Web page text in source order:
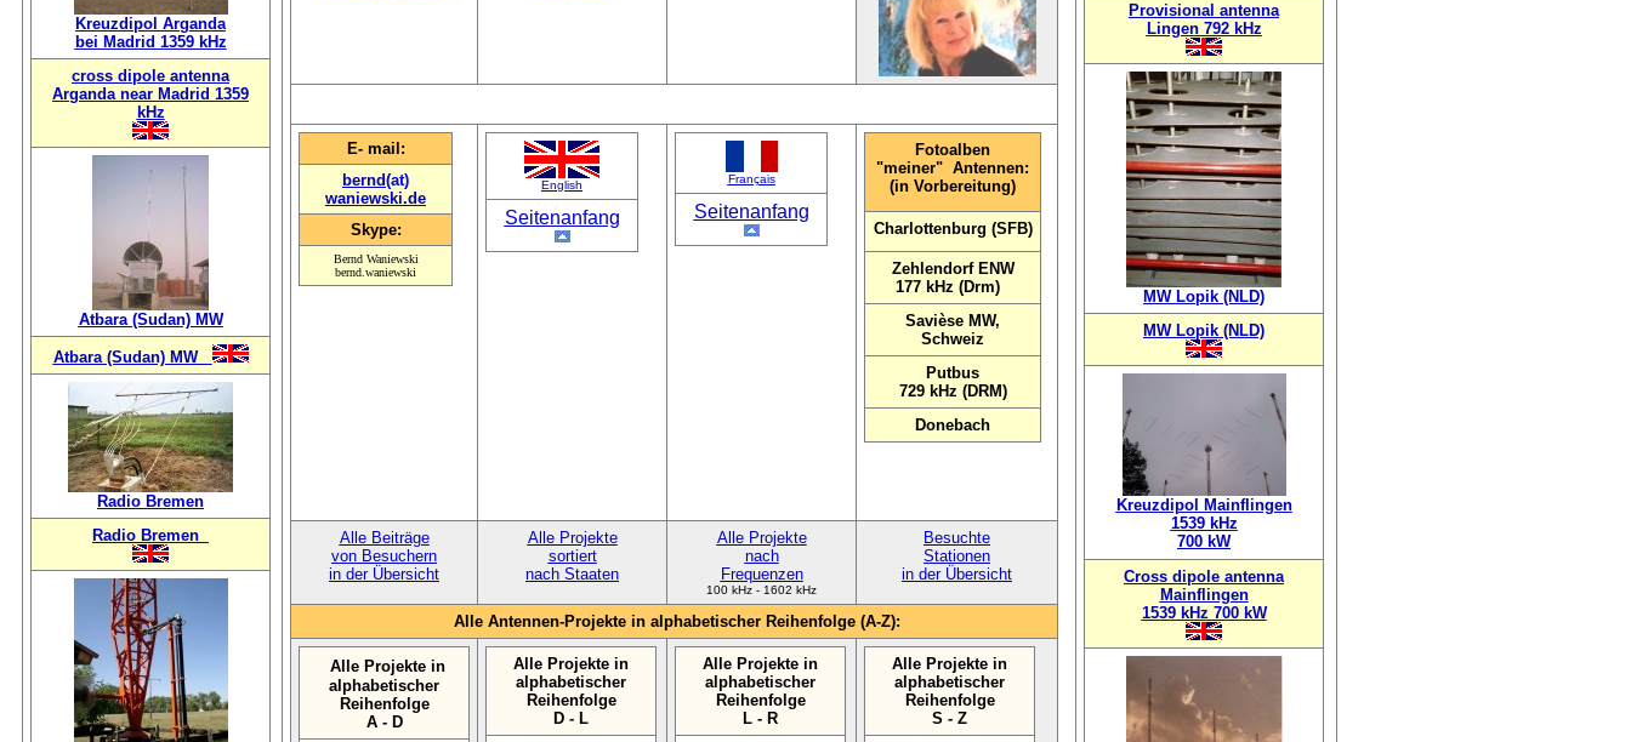
Kreuzdipol Arganda
bei Madrid 1359 kHz
cross dipole antenna
Arganda near Madrid 1359
kHz
Atbara (Sudan) MW
Atbara (Sudan) MW
Radio Bremen
Radio Bremen
Provisional antenna
Lingen 792 kHz
MW Lopik (NLD)
MW Lopik (NLD)
Kreuzdipol Mainflingen
1539 kHz
700 kW
Cross dipole antenna
Mainflingen
1539 kHz 700 kW
E- mail:
bernd(at)
waniewski.de
Skype:
Bernd Waniewski
bernd.waniewski
English
Seitenanfang
Français
Seitenanfang
Fotoalben
"meiner" Antennen:
(in Vorbereitung)
Charlottenburg (SFB)
Zehlendorf ENW
177 kHz (Drm)
Savièse MW,
Schweiz
Putbus
729 kHz (DRM)
Donebach
Alle Beiträge
von Besuchern
in der Übersicht
Alle Projekte
sortiert
nach Staaten
Alle Projekte
nach
Frequenzen
100 kHz - 1602 kHz
Besuchte
Stationen
in der Übersicht
Alle Antennen-Projekte in alphabetischer Reihenfolge (A-Z):
Alle Projekte in
alphabetischer
Reihenfolge
A - D
Alle Projekte in
alphabetischer
Reihenfolge
D - L
Alle Projekte in
alphabetischer
Reihenfolge
L - R
Alle Projekte in
alphabetischer
Reihenfolge
S - Z